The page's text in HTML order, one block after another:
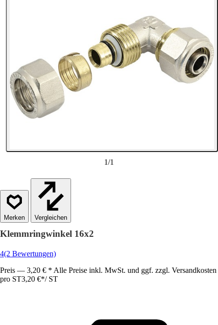
1/1
Vergleichen
Klemmringwinkel 16x2
4(2 Bewertungen)
Preis — 3,20 € * Alle Preise inkl. MwSt. und ggf. zzgl. Versandkosten
pro ST3,20 €*/ ST